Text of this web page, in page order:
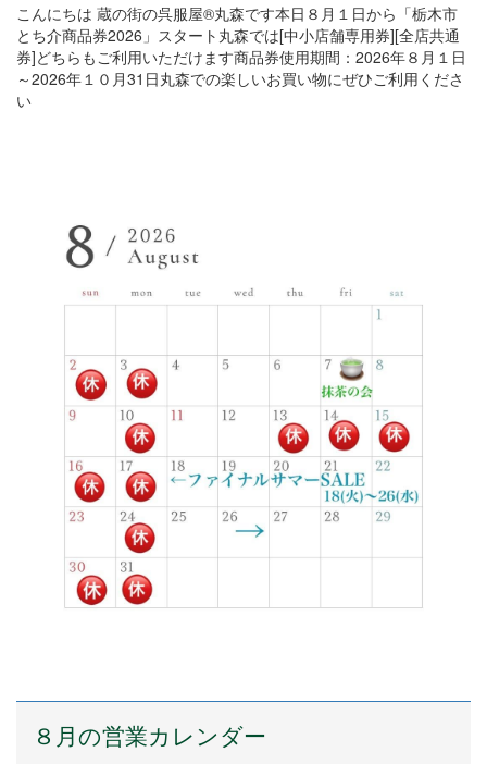
こんにちは 蔵の街の呉服屋®丸森です本日８月１日から「栃木市
とち介商品券2026」スタート丸森では[中小店舗専用券][全店共通
券]どちらもご利用いただけます商品券使用期間：2026年８月１日
～2026年１０月31日丸森での楽しいお買い物にぜひご利用くださ
い
８月の営業カレンダー